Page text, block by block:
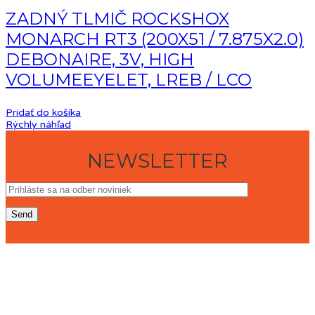
ZADNÝ TLMIČ ROCKSHOX
MONARCH RT3 (200X51 / 7.875X2.0)
DEBONAIRE, 3V, HIGH
VOLUMEEYELET, LREB / LCO
Pridať do košíka
Rýchly náhľad
NEWSLETTER